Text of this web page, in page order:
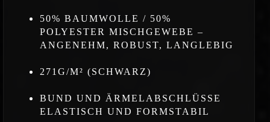
50% BAUMWOLLE / 50%
POLYESTER MISCHGEWEBE –
ANGENEHM, ROBUST, LANGLEBIG
271G/M² (SCHWARZ)
BUND UND ÄRMELABSCHLÜSSE
ELASTISCH UND FORMSTABIL